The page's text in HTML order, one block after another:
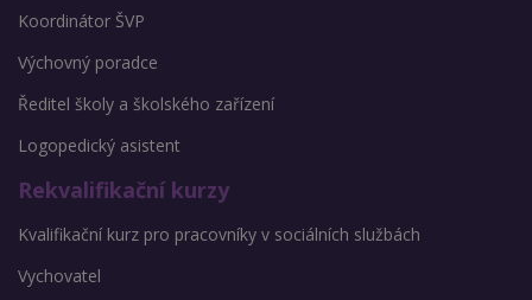
Koordinátor ŠVP
Výchovný poradce
Ředitel školy a školského zařízení
Logopedický asistent
Rekvalifikační kurzy
Kvalifikační kurz pro pracovníky v sociálních službách
Vychovatel